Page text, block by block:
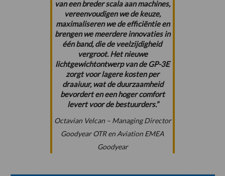
van een breder scala aan machines,
vereenvoudigen we de keuze,
maximaliseren we de efficiëntie en
brengen we meerdere innovaties in
één band, die de veelzijdigheid
vergroot. Het nieuwe
lichtgewichtontwerp van de GP-3E
zorgt voor lagere kosten per
draaiuur, wat de duurzaamheid
bevordert en een hoger comfort
levert voor de bestuurders.”
Octavian Velcan – Managing Director
Goodyear OTR en Aviation EMEA
Goodyear